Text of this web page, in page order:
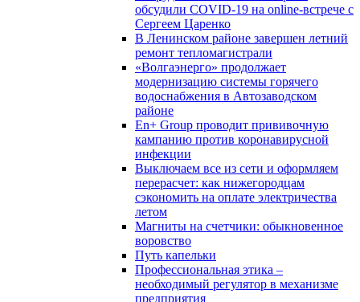
обсудили COVID-19 на online-встрече с
Сергеем Царенко
В Ленинском районе завершен летний
ремонт тепломагистрали
«Волгаэнерго» продолжает
модернизацию системы горячего
водоснабжения в Автозаводском
районе
En+ Group проводит прививочную
кампанию против коронавирусной
инфекции
Выключаем все из сети и оформляем
перерасчет: как нижегородцам
сэкономить на оплате электричества
летом
Магниты на счетчики: обыкновенное
воровство
Путь капельки
Профессиональная этика –
необходимый регулятор в механизме
предприятия